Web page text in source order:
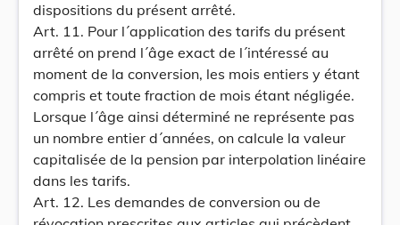
dispositions du présent arrêté.
Art. 11. Pour l´application des tarifs du présent
arrêté on prend l´âge exact de l´intéressé au
moment de la conversion, les mois entiers y étant
compris et toute fraction de mois étant négligée.
Lorsque l´âge ainsi déterminé ne représente pas
un nombre entier d´années, on calcule la valeur
capitalisée de la pension par interpolation linéaire
dans les tarifs.
Art. 12. Les demandes de conversion ou de